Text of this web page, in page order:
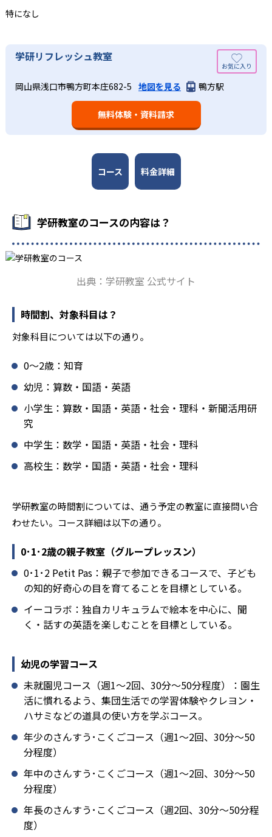
る。「自分から進んで学習する」姿勢や態度の育成も重視
している。
03
週2回の教室学習と毎日の家庭学習
学研教室では、週2回の教室学習と毎日の家庭学習（宿題学
習）の相乗効果を活かす形で生徒の学力向上を進める。週2
回の教室学習において指導者は、生徒の様子を観察しなが
ら学習指導と学習管理を実施。教室学習日以外の日のため
に自宅学習用の教材も提供し、学習の習慣化と学力の定着
を図っている。進度が早い子供は先取り学習も可能だ。
家庭学習で学習させている。そのため、算数（数学）と国
長時間の勉強が苦手な人向け
学研教室では、小学生については、1回の学習時間を30～
50分程度と設定している。この時間設定は、子どもが集中
して学習できる時間が通常「学年×10分±10分」と考えら
れていることに由来するものだ。この限界を超えて勉強し
ても学習の効果は上がらないと学研教室は考え、単なる長
時間学習よりくり返し学習の効果を重視している。そのた
出典：学研教室 公式サイト
学研教室が持つ最大のメリットは、学研の教材開発ノウハ
ウを結集して制作した学習教材を使用している点だ。この
教材は、学習指導要領の内容を全てカバーしており、学校
の勉強がよくわかるというもの。基礎から応用まで、少し
固めから先取り学習まで対応している。算数と国語を重視
すると共に、幼児・小学校低学年から外国語活動の学習に
も対応。中学校英語の準備や高校入試向けの英語力育成に
学研教室の先生は、研修会や勉強会で日々指導スキルを研
鑽している。「子どもたちに学ぶ喜びを」「自信を」「生
きる力を」という理念のもとで生徒一人ひとりに向き合っ
ており、生徒それぞれの「できるところ」「良いところ」
導により生徒の「やる気」を引き出し、無理のない学習と
報にも精通しており、学習相談や教育相談、保護者とのコ
ミュニケーションにも対応している。
学研教室では、楽しく生き生きと学ぶことも重視してい
知・情・意のバランスのとれた生徒の育成を推進。「教室
でのあいさつ」「くつ・かばんの整とん」といったしつけ
面の指導も実施し、全人的な教育に取り組んでいる点も、
メリットと言えるだろう。
学研教室のデメリットとしては、基礎をより重視している
分、生徒によっては物足りなく感じる可能性がある点だろ
特になし
学研リフレッシュ教室
岡山県浅口市鴨方町本庄682-5 地図を見る 鴨方駅
無料体験・資料請求
コース 料金詳細
学研教室のコースの内容は？
出典：学研教室 公式サイト
時間割、対象科目は？
対象科目については以下の通り。
0〜2歳：知育
幼児：算数・国語・英語
小学生：算数・国語・英語・社会・理科・新聞活用研
究
中学生：数学・国語・英語・社会・理科
高校生：数学・国語・英語・社会・理科
学研教室の時間割については、通う予定の教室に直接問い合
わせたい。コース詳細は以下の通り。
0･1･2歳の親子教室（グループレッスン）
0･1･2 Petit Pas：親子で参加できるコースで、子ども
の知的好奇心の目を育てることを目標としている。
イーコラボ：独自カリキュラムで絵本を中心に、聞
く・話すの英語を楽しむことを目標としている。
幼児の学習コース
未就園児コース（週1～2回、30分～50分程度）：園生
活に慣れるよう、集団生活での学習体験やクレヨン・
ハサミなどの道具の使い方を学ぶコース。
年少のさんすう･こくごコース（週1～2回、30分～50
分程度）
年中のさんすう･こくごコース（週1～2回、30分～50
分程度）
年長のさんすう･こくごコース（週2回、30分～50分程
度）